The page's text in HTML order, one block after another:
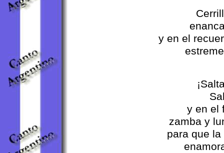
y en el
y en el
zamba y
para que